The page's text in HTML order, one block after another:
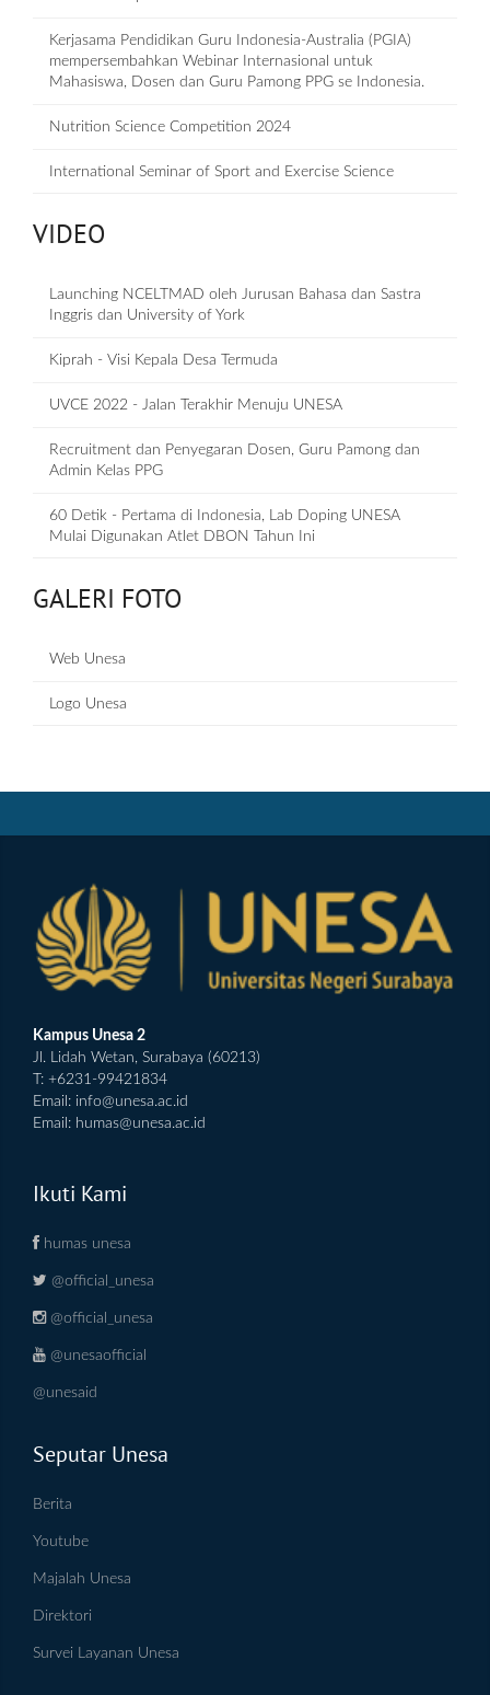
Kerjasama Pendidikan Guru Indonesia-Australia (PGIA)
mempersembahkan Webinar Internasional untuk
Mahasiswa, Dosen dan Guru Pamong PPG se Indonesia.
Nutrition Science Competition 2024
International Seminar of Sport and Exercise Science
VIDEO
Launching NCELTMAD oleh Jurusan Bahasa dan Sastra
Inggris dan University of York
Kiprah - Visi Kepala Desa Termuda
UVCE 2022 - Jalan Terakhir Menuju UNESA
Recruitment dan Penyegaran Dosen, Guru Pamong dan
Admin Kelas PPG
60 Detik - Pertama di Indonesia, Lab Doping UNESA
Mulai Digunakan Atlet DBON Tahun Ini
GALERI FOTO
Web Unesa
Logo Unesa
Kampus Unesa 2
Jl. Lidah Wetan, Surabaya (60213)
T: +6231-99421834
Email: info@unesa.ac.id
Email: humas@unesa.ac.id
Ikuti Kami
humas unesa
@official_unesa
@official_unesa
@unesaofficial
@unesaid
Seputar Unesa
Berita
Youtube
Majalah Unesa
Direktori
Survei Layanan Unesa